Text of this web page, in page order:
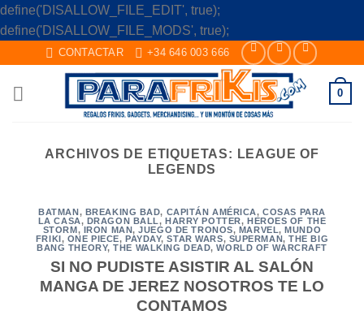
define('DISALLOW_FILE_EDIT', true);
define('DISALLOW_FILE_MODS', true);
to
content
CONTACTAR +34 646 003 666
0
ARCHIVOS DE ETIQUETAS: LEAGUE OF
LEGENDS
BATMAN, BREAKING BAD, CAPITÁN AMÉRICA,COSAS PARA
LA CASA, DRAGON BALL,HARRY POTTER, HEROES OF THE
STORM, IRON MAN,JUEGO DE TRONOS, MARVEL,MUNDO
FRIKI, ONE PIECE, PAYDAY,STAR WARS, SUPERMAN,THE BIG
BANG THEORY,THE WALKING DEAD,WORLD OF WARCRAFT
SI NO PUDISTE ASISTIR AL SALÓN
MANGA DE JEREZ NOSOTROS TE LO
CONTAMOS